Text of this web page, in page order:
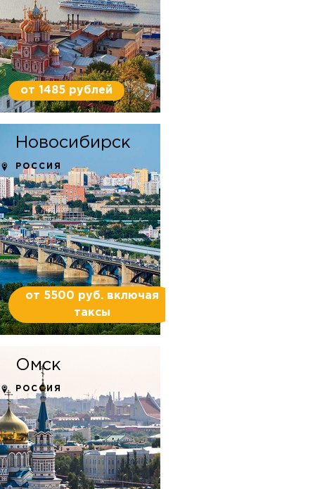
от 1485 рублей
Новосибирск
РОССИЯ
от 5500 руб. включая
таксы
Омск
РОССИЯ